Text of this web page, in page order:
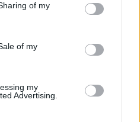
of my
of my
my
Advertising.
akik a hőség és a
vezetnek be.